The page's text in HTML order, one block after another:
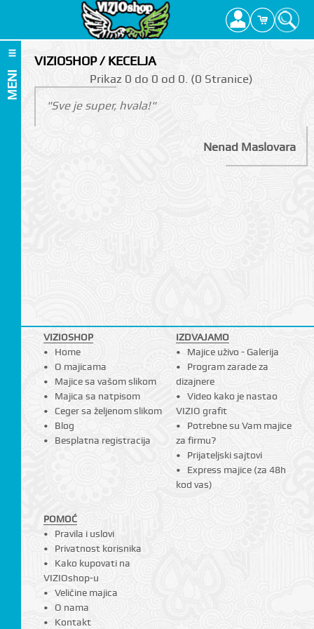
MENI
VIZIOSHOP / KECELJA
Prikаz 0 do 0 оd 0. (0 Strаnicе)
"Sve je super, hvala!"
Nenad Maslovara
VIZIOSHOP
Home
O majicama
Majice sa vašom slikom
Majica sa natpisom
Ceger sa željenom slikom
Blog
Besplatna registracija
IZDVAJAMO
Majice uživo - Galerija
Program zarade za
dizajnere
Video kako je nastao
VIZIO grafit
Potrebne su Vam majice
za firmu?
Prijateljski sajtovi
Express majice (za 48h
kod vas)
POMOĆ
Pravila i uslovi
Privatnost korisnika
Kako kupovati na
VIZIOshop-u
Veličine majica
O nama
Kontakt